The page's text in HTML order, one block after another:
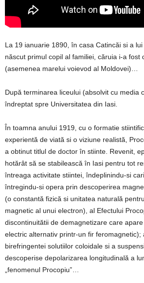
La 19 ianuarie 1890, în casa Catincăi si a
născut primul copil al familiei, căruia i-a fost
(asemenea marelui voievod al Moldovei)…
După terminarea liceului (absolvit cu media
îndreptat spre Universitatea din Iasi.
În toamna anului 1919, cu o formatie
experientă de viată si o viziune realistă,
a obtinut titlul de doctor în stiinte. Revenit,
hotărât să se stabilească în Iasi pentru tot
întreaga activitate stiintei, îndeplinindu-si
întregindu-si opera prin descoperirea
(o constantă fizică si unitatea naturală
magnetic al unui electron), al Efectului
discontinuitătii de demagnetizare care
electric alternativ printr-un fir feromagnetic);
birefringentei solutiilor coloidale si a
descoperise depolarizarea longitudinală a
„fenomenul Procopiu”…